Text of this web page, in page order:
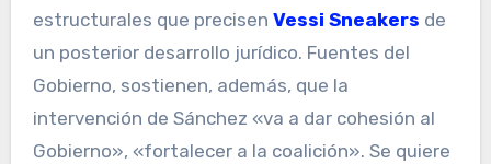
estructurales que precisen Vessi Sneakers de
un posterior desarrollo jurídico. Fuentes del
Gobierno, sostienen, además, que la
intervención de Sánchez «va a dar cohesión al
Gobierno», «fortalecer a la coalición». Se quiere